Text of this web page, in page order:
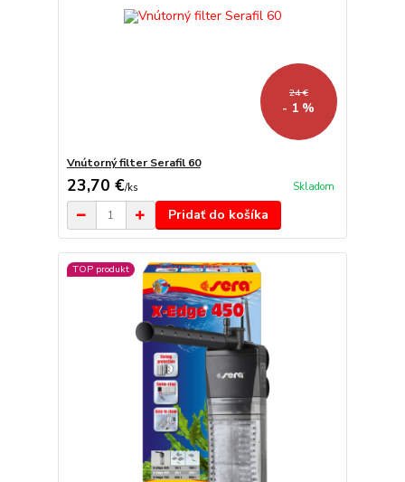
24 €
- 1 %
Vnútorný filter Serafil 60
23,70 €/ks Skladom
Pridať do košíka
TOP produkt